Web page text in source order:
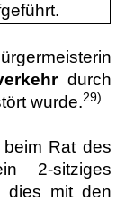
durch
wurde.29)
beim Rat des
2-sitziges
dies mit den